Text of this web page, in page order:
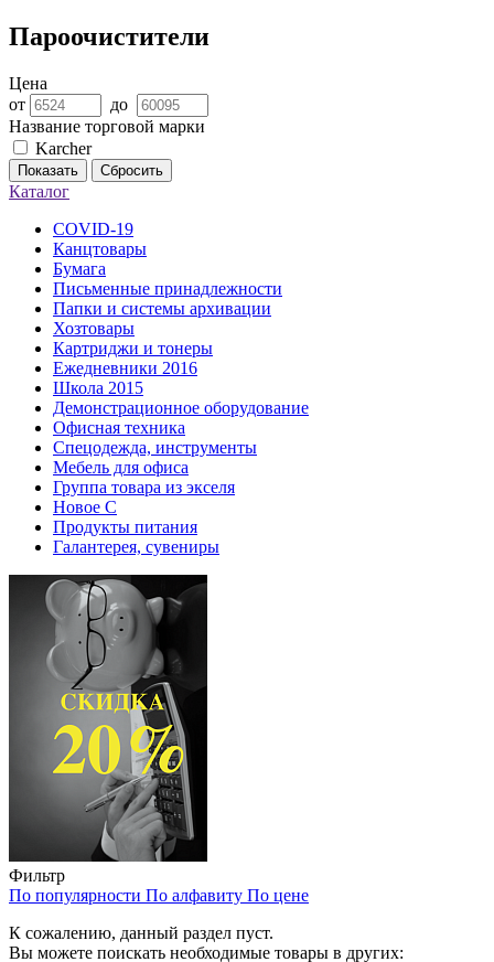
Пароочистители
Цена
от
до
Название торговой марки
Karcher
Показать Сбросить
Каталог
COVID-19
Канцтовары
Бумага
Письменные принадлежности
Папки и системы архивации
Хозтовары
Картриджи и тонеры
Ежедневники 2016
Школа 2015
Демонстрационное оборудование
Офисная техника
Спецодежда, инструменты
Мебель для офиса
Группа товара из экселя
Новое С
Продукты питания
Галантерея, сувениры
Фильтр
По популярности По алфавиту По цене
К сожалению, данный раздел пуст.
Вы можете поискать необходимые товары в других: